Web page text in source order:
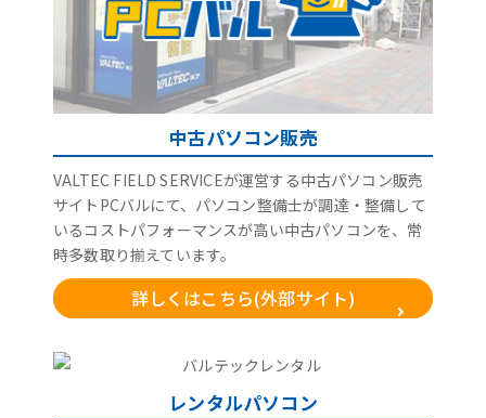
中古パソコン販売
VALTEC FIELD SERVICEが運営する中古パソコン販売
サイトPCバルにて、パソコン整備士が調達・整備して
いるコストパフォーマンスが高い中古パソコンを、常
時多数取り揃えています。
詳しくはこちら(外部サイト)
レンタルパソコン